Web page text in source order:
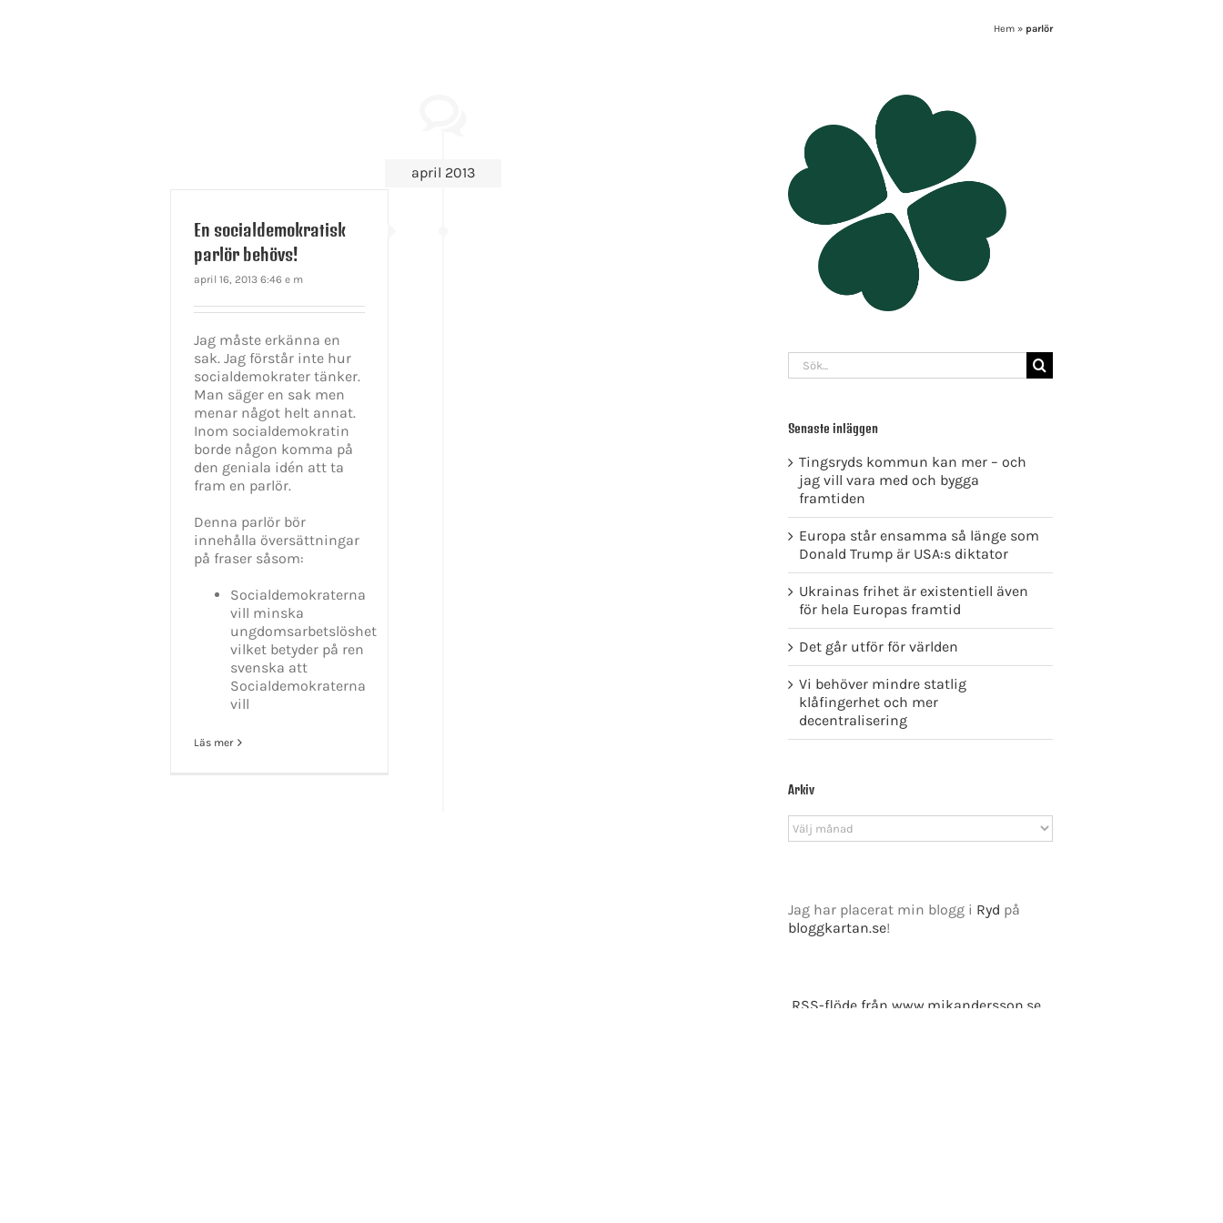
Hem » parlör
april 2013
En socialdemokratisk
parlör behövs!
april 16, 2013 6:46 e m
Jag måste erkänna en
sak. Jag förstår inte hur
socialdemokrater tänker.
Man säger en sak men
menar något helt annat.
Inom socialdemokratin
borde någon komma på
den geniala idén att ta
fram en parlör.
Denna parlör bör
innehålla översättningar
på fraser såsom:
Socialdemokraterna
vill minska
ungdomsarbetslöshet
vilket betyder på ren
svenska att
Socialdemokraterna
vill
Läs mer
Sök
efter:
Senaste inläggen
Tingsryds kommun kan mer – och
jag vill vara med och bygga
framtiden
Europa står ensamma så länge som
Donald Trump är USA:s diktator
Ukrainas frihet är existentiell även
för hela Europas framtid
Det går utför för världen
Vi behöver mindre statlig
klåfingerhet och mer
decentralisering
Arkiv
Arkiv
Jag har placerat min blogg i Ryd på
bloggkartan.se!
RSS-flöde från www.mikandersson.se